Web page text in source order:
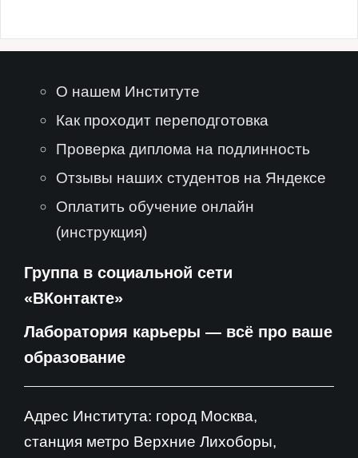
О нашем Институте
Как проходит переподготовка
Проверка диплома на подлинность
Отзывы наших студентов на Яндексе
Оплатить обучение онлайн
(инструкция)
Группа в социальной сети
«ВКонтакте»
Лаборатория карьеры — всё про ваше
образование
Адрес Института: город Москва,
станция метро Верхние Лихоборы,